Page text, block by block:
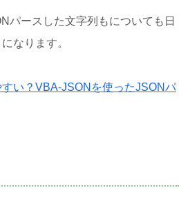
パースした文字列もについても日
なります。
い？VBA-JSONを使ったJSONパ